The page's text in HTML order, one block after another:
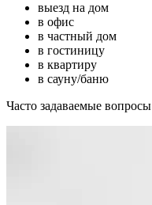
выезд на дом
в офис
в частный дом
в гостиницу
в квартиру
в сауну/баню
Часто задаваемые вопросы